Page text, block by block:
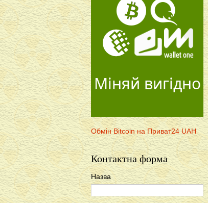
Міняй вигідно
Обмін Bitcoin на Приват24 UAH
Контактна форма
Назва